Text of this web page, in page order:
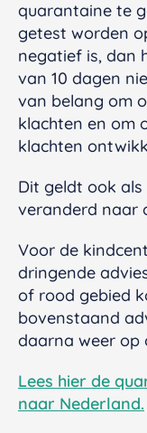
quarantaine te
getest worden
negatief is, dan
van 10 dagen
van belang om
klachten en om
klachten
Dit geldt ook
veranderd naar
Voor de
dringende
of rood gebied
bovenstaand
daarna weer op
Lees hier de
naar Nederland.